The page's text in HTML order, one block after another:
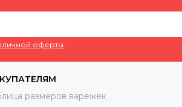
оферты
размеров варежек